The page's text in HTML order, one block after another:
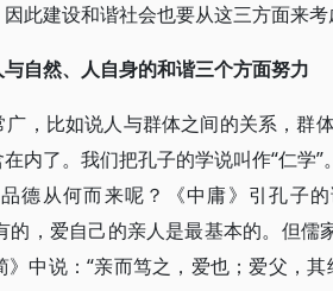
此建设和谐社会也要从这三方面来考
自然、人自身的和谐三个方面努力
，比如说人与群体之间的关系，群
内了。我们把孔子的学说叫作“仁学”
德从何而来呢？《中庸》引孔子
的，爱自己的亲人是最基本的。但儒
中说：“亲而笃之，爱也；爱父，